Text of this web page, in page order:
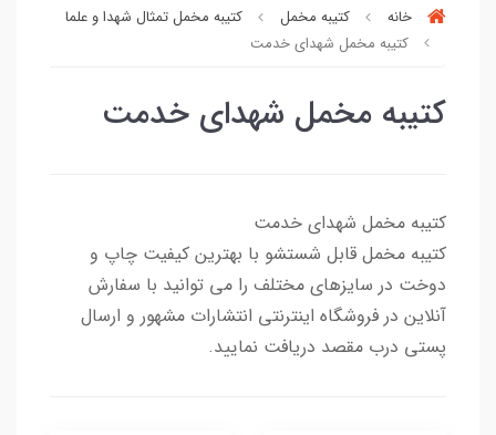
خانه کتیبه مخمل
کتیبه مخمل تمثال شهدا و علما
کتیبه مخمل شهدای خدمت
کتیبه مخمل شهدای خدمت
کتیبه مخمل شهدای خدمت
کتیبه مخمل قابل شستشو با بهترین کیفیت چاپ و
دوخت در سایزهای مختلف را می توانید با سفارش
آنلاین در فروشگاه اینترنتی انتشارات مشهور و ارسال
پستی درب مقصد دریافت نمایید.